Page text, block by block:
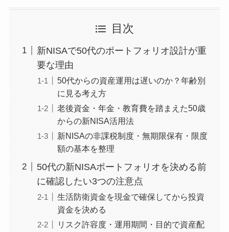
目次
新NISAで50代のポートフォリオ設計が重
要な理由
50代からの資産運用は遅いのか？年齢別
に見る考え方
老後資金・年金・教育費を踏まえた50歳
からの新NISA活用法
新NISAの非課税制度・無期限保有・限度
額の基本を整理
50代の新NISAポートフォリオを決める前
に確認したい3つの注意点
生活防衛資金を現金で確保してから投資
資金を決める
リスク許容度・運用期間・目的で資産配